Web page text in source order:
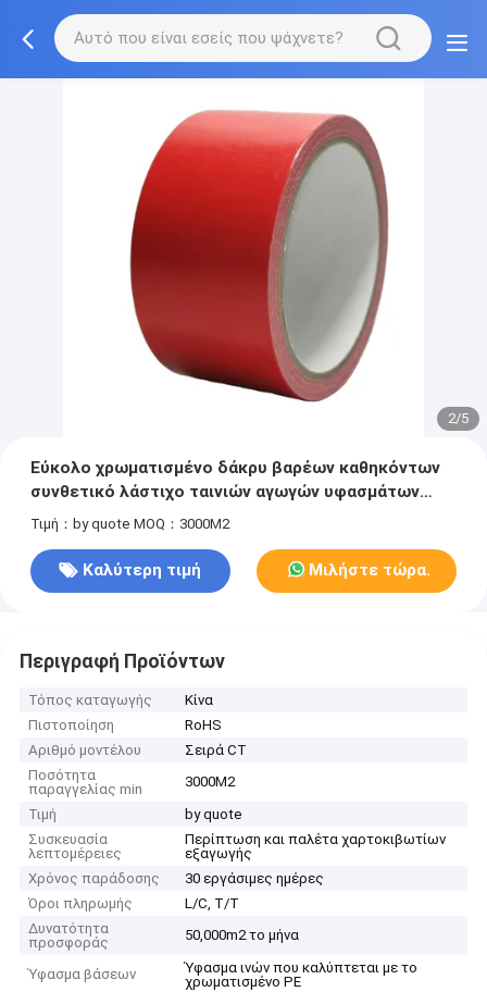
2/5
Εύκολο χρωματισμένο δάκρυ βαρέων καθηκόντων
συνθετικό λάστιχο ταινιών αγωγών υφασμάτων
διακοσμητικό
Τιμή：by quote MOQ：3000M2
Καλύτερη τιμή Μιλήστε τώρα.
Περιγραφή Προϊόντων
Τόπος καταγωγής
Κίνα
Πιστοποίηση
RoHS
Αριθμό μοντέλου
Σειρά CT
Ποσότητα
παραγγελίας min
3000M2
Τιμή
by quote
Συσκευασία
λεπτομέρειες
Περίπτωση και παλέτα χαρτοκιβωτίων
εξαγωγής
Χρόνος παράδοσης
30 εργάσιμες ημέρες
Όροι πληρωμής
L/C, T/T
Δυνατότητα
προσφοράς
50,000m2 το μήνα
Ύφασμα βάσεων
Ύφασμα ινών που καλύπτεται με το
χρωματισμένο PE